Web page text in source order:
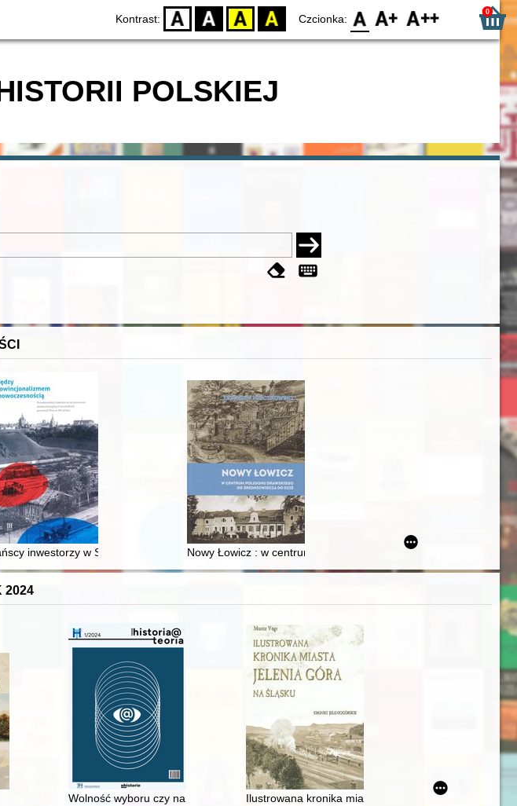
Kontrast: D BW YB BY Czcionka: F0 F1 F2 0
POLSKIEJ
inwestorzy w Sopocie : prestiż finansowy i towarzyski lokalnego mieszczaństwa w 2. poł. XIX w
Nowy Łowicz : w centrum poligonu drawskiego od średniowiecza
2024
i Koprivnicy
zbiorowa. T. 20Wolność wyboru czy narzucona wspólnota wartości?Ilustrowana kronika miasta Jelenia Góra na Śląsku